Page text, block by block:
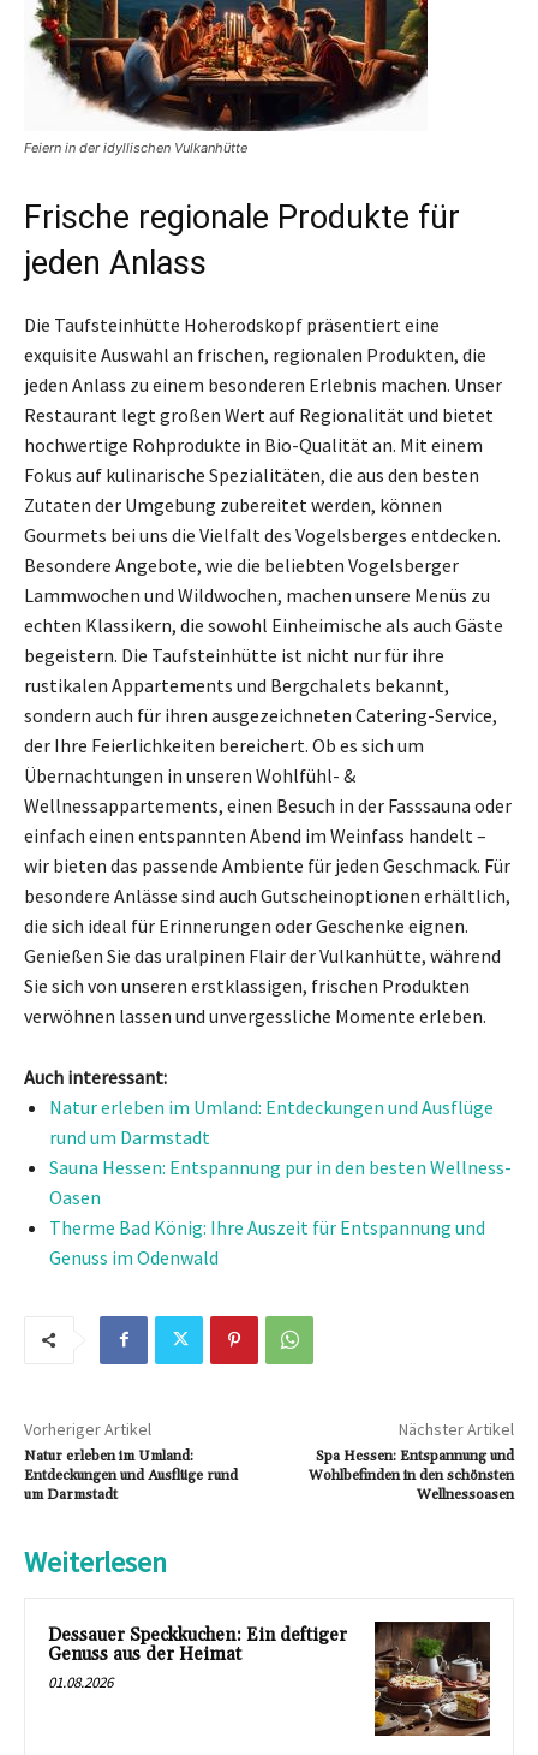
Feiern in der idyllischen Vulkanhütte
Frische regionale Produkte für
jeden Anlass
Die Taufsteinhütte Hoherodskopf präsentiert eine
exquisite Auswahl an frischen, regionalen Produkten, die
jeden Anlass zu einem besonderen Erlebnis machen. Unser
Restaurant legt großen Wert auf Regionalität und bietet
hochwertige Rohprodukte in Bio-Qualität an. Mit einem
Fokus auf kulinarische Spezialitäten, die aus den besten
Zutaten der Umgebung zubereitet werden, können
Gourmets bei uns die Vielfalt des Vogelsberges entdecken.
Besondere Angebote, wie die beliebten Vogelsberger
Lammwochen und Wildwochen, machen unsere Menüs zu
echten Klassikern, die sowohl Einheimische als auch Gäste
begeistern. Die Taufsteinhütte ist nicht nur für ihre
rustikalen Appartements und Bergchalets bekannt,
sondern auch für ihren ausgezeichneten Catering-Service,
der Ihre Feierlichkeiten bereichert. Ob es sich um
Übernachtungen in unseren Wohlfühl- &
Wellnessappartements, einen Besuch in der Fasssauna oder
einfach einen entspannten Abend im Weinfass handelt –
wir bieten das passende Ambiente für jeden Geschmack. Für
besondere Anlässe sind auch Gutscheinoptionen erhältlich,
die sich ideal für Erinnerungen oder Geschenke eignen.
Genießen Sie das uralpinen Flair der Vulkanhütte, während
Sie sich von unseren erstklassigen, frischen Produkten
verwöhnen lassen und unvergessliche Momente erleben.
Auch interessant:
Natur erleben im Umland: Entdeckungen und Ausflüge
rund um Darmstadt
Sauna Hessen: Entspannung pur in den besten Wellness-
Oasen
Therme Bad König: Ihre Auszeit für Entspannung und
Genuss im Odenwald
Vorheriger Artikel
Natur erleben im Umland:
Entdeckungen und Ausflüge rund
um Darmstadt
Nächster Artikel
Spa Hessen: Entspannung und
Wohlbefinden in den schönsten
Wellnessoasen
Weiterlesen
Dessauer Speckkuchen: Ein deftiger
Genuss aus der Heimat
01.08.2026